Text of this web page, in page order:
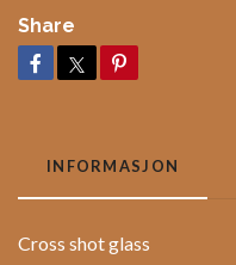
Share
INFORMASJON
Cross shot glass